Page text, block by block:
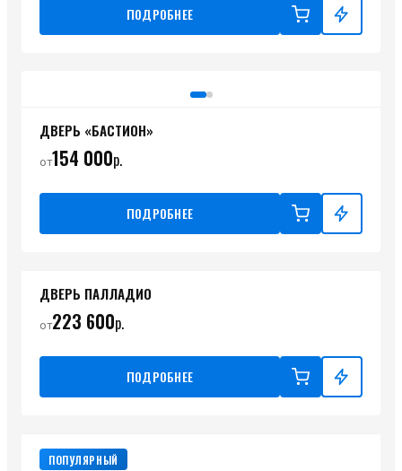
ПОДРОБНЕЕ
ДВЕРЬ «БАСТИОН»
от154 000р.
ПОДРОБНЕЕ
ДВЕРЬ ПАЛЛАДИО
от223 600р.
ПОДРОБНЕЕ
ПОПУЛЯРНЫЙ